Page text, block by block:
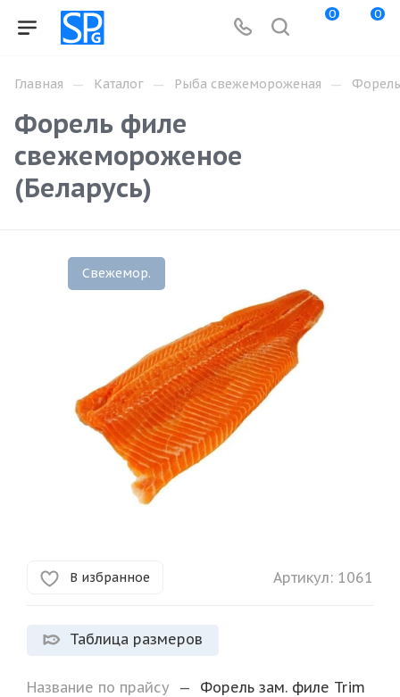
0 0
Главная — Каталог — Рыба свежемороженая — Форель
Форель филе
свежемороженое
(Беларусь)
Свежемор.
В избранное Артикул: 1061
Таблица размеров
Название по прайсу —
Форель зам. филе Trim